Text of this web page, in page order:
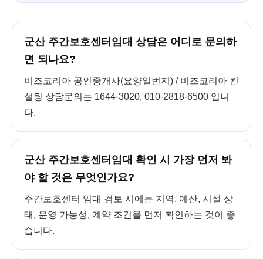
군산 주간보호센터임대 상담은 어디로 문의하
면 되나요?
비즈코리아 공인중개사(요양일번지) / 비즈코리아 컨
설팅 상담문의는 1644-3020, 010-2818-6500 입니
다.
군산 주간보호센터임대 확인 시 가장 먼저 봐
야 할 것은 무엇인가요?
주간보호센터 임대 검토 시에는 지역, 예산, 시설 상
태, 운영 가능성, 계약 조건을 먼저 확인하는 것이 좋
습니다.